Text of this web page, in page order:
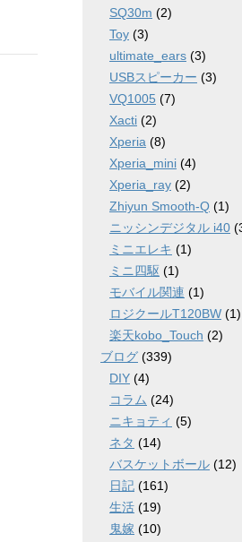
SQ30m (2)
Toy (3)
ultimate_ears (3)
USBスピーカー (3)
VQ1005 (7)
Xacti (2)
Xperia (8)
Xperia_mini (4)
Xperia_ray (2)
Zhiyun Smooth-Q (1)
ニッシンデジタル i40
ミニエレキ (1)
ミニ四駆 (1)
モバイル関連 (1)
ロジクールT120BW (1)
楽天kobo_Touch (2)
ブログ (339)
DIY (4)
コラム (24)
ニキョティ (5)
ネタ (14)
バスケットボール (12)
日記 (161)
生活 (19)
鬼嫁 (10)